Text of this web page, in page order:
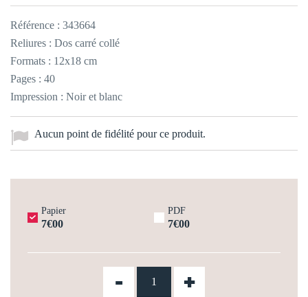
Référence : 343664
Reliures : Dos carré collé
Formats : 12x18 cm
Pages : 40
Impression : Noir et blanc
Aucun point de fidélité pour ce produit.
Papier
7€00
PDF
7€00
- +